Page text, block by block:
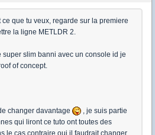
que tu veux, regarde sur la premiere
la ligne METLDR 2.
slim banni avec un console id je
of concept.
changer davantage
, je suis partie
qui liront ce tuto ont toutes des
le cas contraire oui il faudrait changer